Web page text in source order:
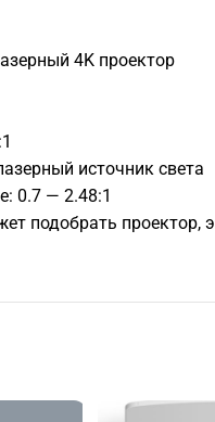
4K проектор
источник света
0.7 — 2.48:1
подобрать проектор,